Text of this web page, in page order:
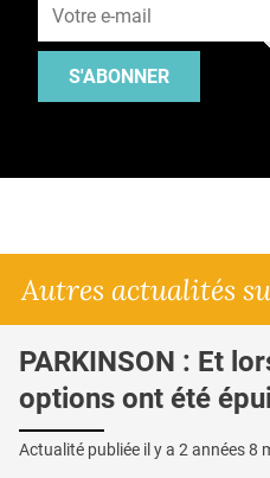
S'ABONNER
Autres actualités
PARKINSON : Et
options ont été
Actualité publiée il y a 2 années 8